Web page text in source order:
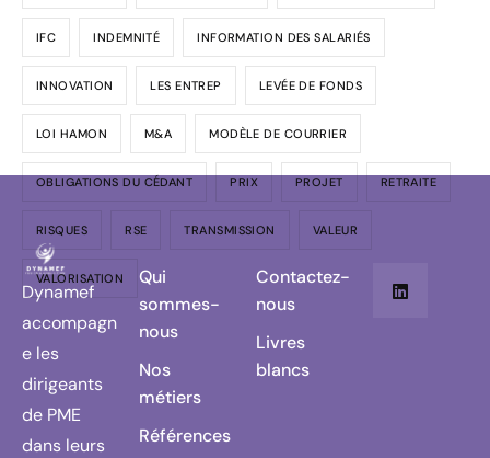
IFC INDEMNITÉ INFORMATION DES SALARIÉS
INNOVATION LES ENTREP LEVÉE DE FONDS
LOI HAMON M&A MODÈLE DE COURRIER
OBLIGATIONS DU CÉDANT PRIX PROJET RETRAITE
RISQUES RSE TRANSMISSION VALEUR
VALORISATION
Dynamef
accompagn
e les
dirigeants
de PME
dans leurs
Qui
sommes-
nous
Nos
métiers
Références
Contactez-
nous
Livres
blancs